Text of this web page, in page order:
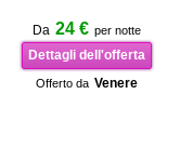
Da 24 € per notte
Dettagli dell'offerta
Offerto da Venere